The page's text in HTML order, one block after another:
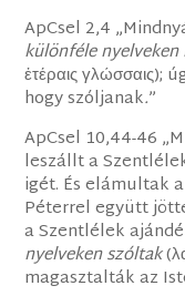
ApCsel 2,4
különféle
ἑτέραις
hogy szóljanak.”
ApCsel 10,44-46
leszállt a
igét. És elámultak
Péterrel együtt
a Szentlélek
nyelveken szóltak
magasztalták az